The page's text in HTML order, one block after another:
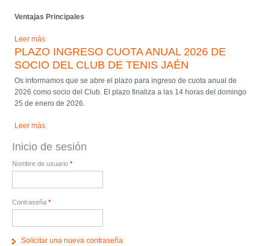
Ventajas Principales
Leer más
PLAZO INGRESO CUOTA ANUAL 2026 DE
SOCIO DEL CLUB DE TENIS JAÉN
Os informamos que se abre el plazo para ingreso de cuota anual de
2026 como socio del Club. El plazo finaliza a las 14 horas del domingo
25 de enero de 2026.
Leer más
Inicio de sesión
Nombre de usuario *
Contraseña *
Solicitar una nueva contraseña